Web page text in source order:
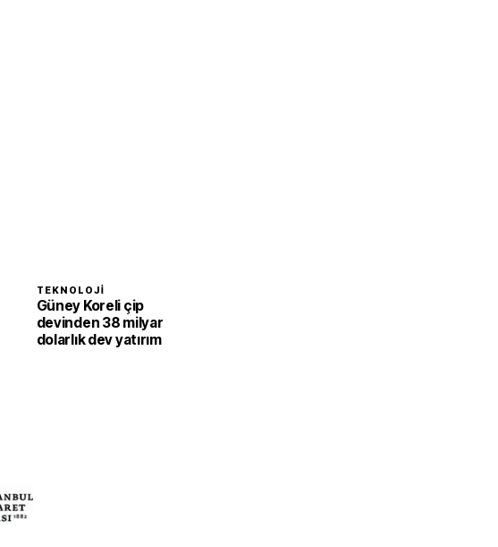
TEKNOLOJI
Güney Koreli çip
devinden 38 milyar
dolarlık dev yatırım